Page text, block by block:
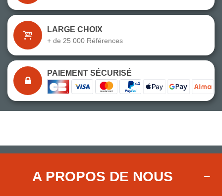
LARGE CHOIX
+ de 25 000 Références
PAIEMENT SÉCURISÉ
A PROPOS DE NOUS